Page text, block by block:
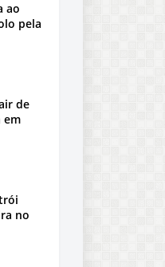
ao
pela
de
em
no